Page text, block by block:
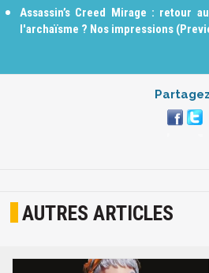
Assassin’s Creed Mirage : retour
l'archaïsme ? Nos impressions
Partagez
AUTRES ARTICLES